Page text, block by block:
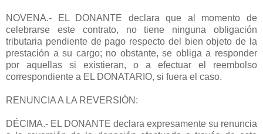
NOVENA.- EL DONANTE declara que al momento de
celebrarse este contrato, no tiene ninguna obligación
tributaria pendiente de pago respecto del bien objeto de la
prestación a su cargo; no obstante, se obliga a responder
por aquellas si existieran, o a efectuar el reembolso
correspondiente a EL DONATARIO, si fuera el caso.
RENUNCIA A LA REVERSIÓN:
DÉCIMA.- EL DONANTE declara expresamente su renuncia